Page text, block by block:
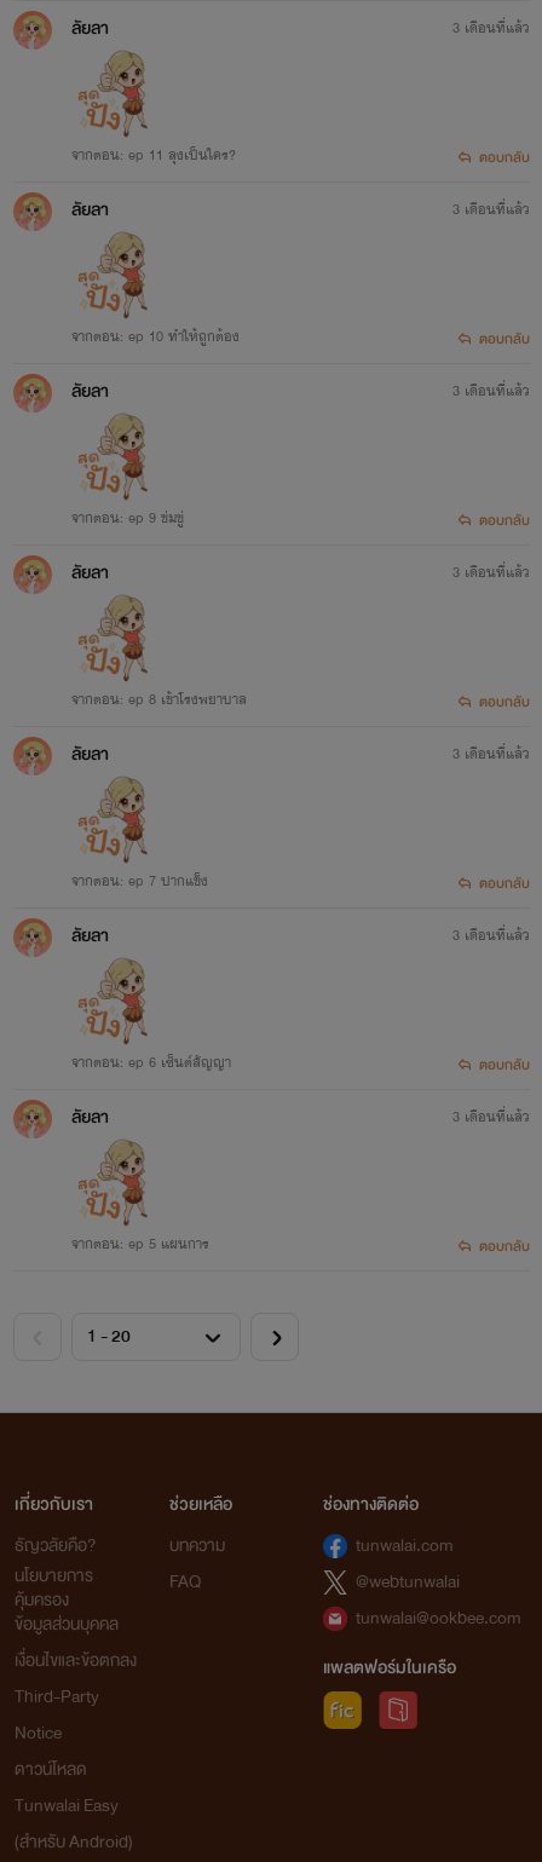
ลัยลา
จากตอน: ep 11 ลุงเป็นใคร?
3 เดือนที่แล้ว
ตอบกลับ
ลัยลา
จากตอน: ep 10 ทำให้ถูกต้อง
3 เดือนที่แล้ว
ตอบกลับ
ลัยลา
จากตอน: ep 9 ข่มขู่
3 เดือนที่แล้ว
ตอบกลับ
ลัยลา
จากตอน: ep 8 เข้าโรงพยาบาล
3 เดือนที่แล้ว
ตอบกลับ
ลัยลา
จากตอน: ep 7 ปากแข็ง
3 เดือนที่แล้ว
ตอบกลับ
ลัยลา
จากตอน: ep 6 เซ็นต์สัญญา
3 เดือนที่แล้ว
ตอบกลับ
ลัยลา
จากตอน: ep 5 แผนการ
3 เดือนที่แล้ว
ตอบกลับ
เกี่ยวกับเรา
ธัญวลัยคือ?
นโยบายการ
คุ้มครอง
ข้อมูลส่วนบุคคล
เงื่อนไขและข้อตกลง
Third-Party
Notice
ดาวน์โหลด
Tunwalai Easy
(สำหรับ Android)
ช่วยเหลือ
บทความ
FAQ
ช่องทางติดต่อ
tunwalai.com
@webtunwalai
tunwalai@ookbee.com
แพลตฟอร์มในเครือ